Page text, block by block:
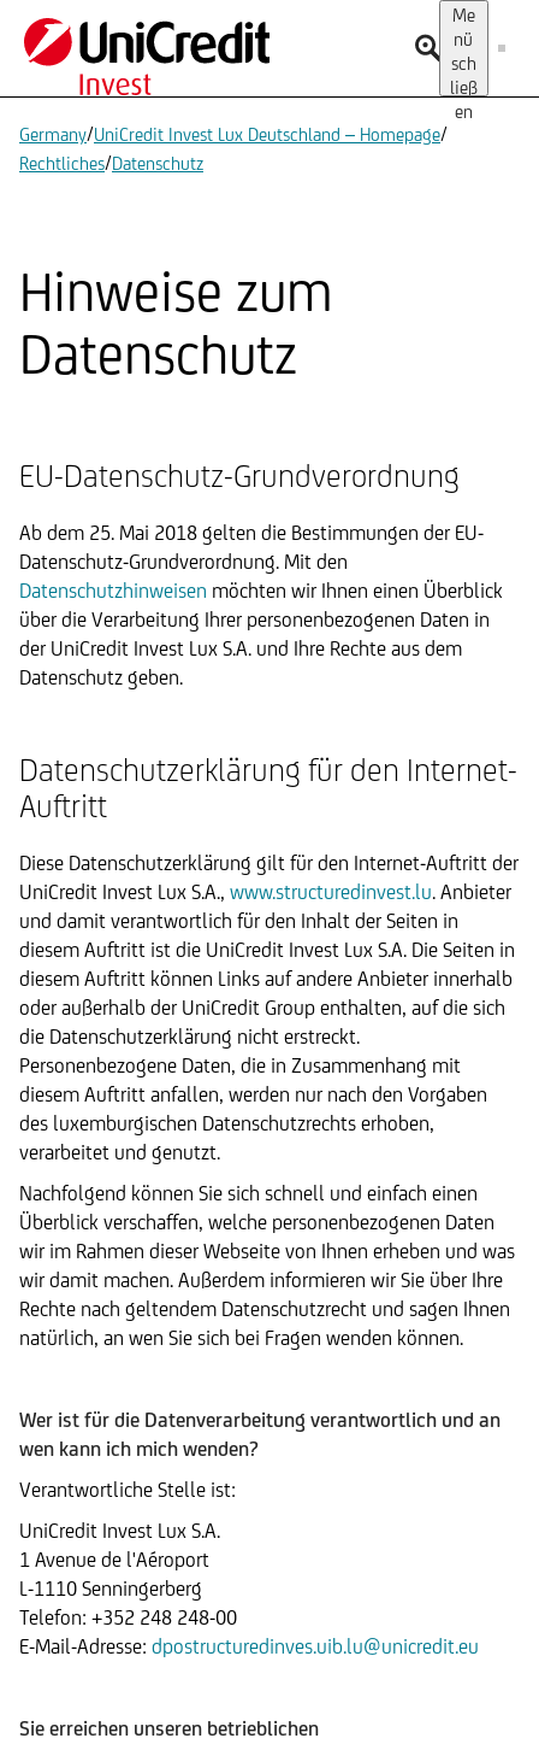
Me
nü
sch
ließ
en
Germany/UniCredit Invest Lux Deutschland – Homepage/
Rechtliches/Datenschutz
Hinweise zum
Datenschutz
EU-Datenschutz-Grundverordnung
Ab dem 25. Mai 2018 gelten die Bestimmungen der EU-
Datenschutz-Grundverordnung. Mit den
Datenschutzhinweisen möchten wir Ihnen einen Überblick
über die Verarbeitung Ihrer personenbezogenen Daten in
der UniCredit Invest Lux S.A. und Ihre Rechte aus dem
Datenschutz geben.
Datenschutzerklärung für den Internet-
Auftritt
Diese Datenschutzerklärung gilt für den Internet-Auftritt der
UniCredit Invest Lux S.A., www.structuredinvest.lu. Anbieter
und damit verantwortlich für den Inhalt der Seiten in
diesem Auftritt ist die UniCredit Invest Lux S.A. Die Seiten in
diesem Auftritt können Links auf andere Anbieter innerhalb
oder außerhalb der UniCredit Group enthalten, auf die sich
die Datenschutzerklärung nicht erstreckt.
Personenbezogene Daten, die in Zusammenhang mit
diesem Auftritt anfallen, werden nur nach den Vorgaben
des luxemburgischen Datenschutzrechts erhoben,
verarbeitet und genutzt.
Nachfolgend können Sie sich schnell und einfach einen
Überblick verschaffen, welche personenbezogenen Daten
wir im Rahmen dieser Webseite von Ihnen erheben und was
wir damit machen. Außerdem informieren wir Sie über Ihre
Rechte nach geltendem Datenschutzrecht und sagen Ihnen
natürlich, an wen Sie sich bei Fragen wenden können.
Wer ist für die Datenverarbeitung verantwortlich und an
wen kann ich mich wenden?
Verantwortliche Stelle ist:
UniCredit Invest Lux S.A.
1 Avenue de l'Aéroport
L-1110 Senningerberg
Telefon: +352 248 248-00
E-Mail-Adresse: dpostructuredinves.uib.lu@unicredit.eu
Sie erreichen unseren betrieblichen